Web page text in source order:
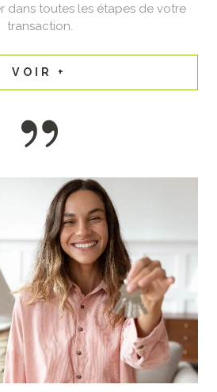
dans toutes les étapes de votre
transaction.
VOIR +